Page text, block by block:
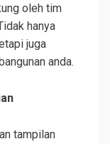
oleh tim
hanya
juga
anda.
tampilan